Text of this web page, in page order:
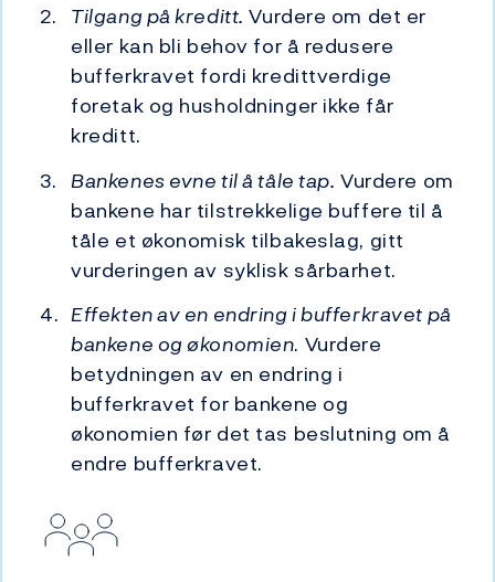
Tilgang på kreditt. Vurdere om det er
eller kan bli behov for å redusere
bufferkravet fordi kredittverdige
foretak og husholdninger ikke får
kreditt.
Bankenes evne til å tåle tap. Vurdere om
bankene har tilstrekkelige buffere til å
tåle et økonomisk tilbakeslag, gitt
vurderingen av syklisk sårbarhet.
Effekten av en endring i bufferkravet på
bankene og økonomien. Vurdere
betydningen av en endring i
bufferkravet for bankene og
økonomien før det tas beslutning om å
endre bufferkravet.